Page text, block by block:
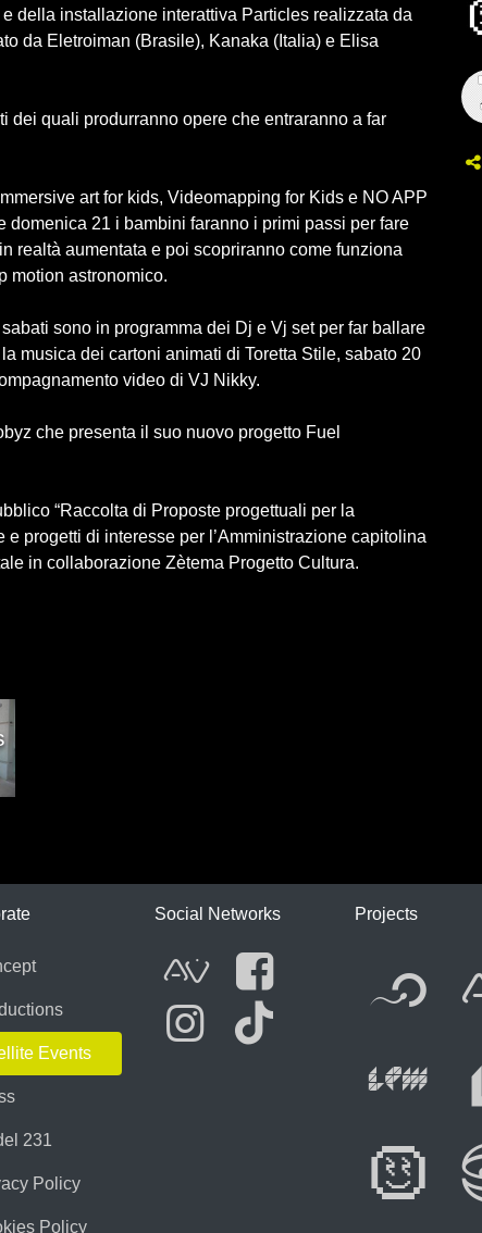
della installazione interattiva Particles realizzata da
da Eletroiman (Brasile), Kanaka (Italia) e Elisa
dei quali produrranno opere che entraranno a far
art for kids, Videomapping for Kids e NO APP
21 i bambini faranno i primi passi per fare
realtà aumentata e poi scopriranno come funziona
motion astronomico.
sono in programma dei Dj e Vj set per far ballare
musica dei cartoni animati di Toretta Stile, sabato 20
video di VJ Nikky.
che presenta il suo nuovo progetto Fuel
“Raccolta di Proposte progettuali per la
progetti di interesse per l’Amministrazione capitolina
in collaborazione Zètema Progetto Cultura.
Events
231
Policy
Policy
Social Networks
AVnodeFacebook
Projects